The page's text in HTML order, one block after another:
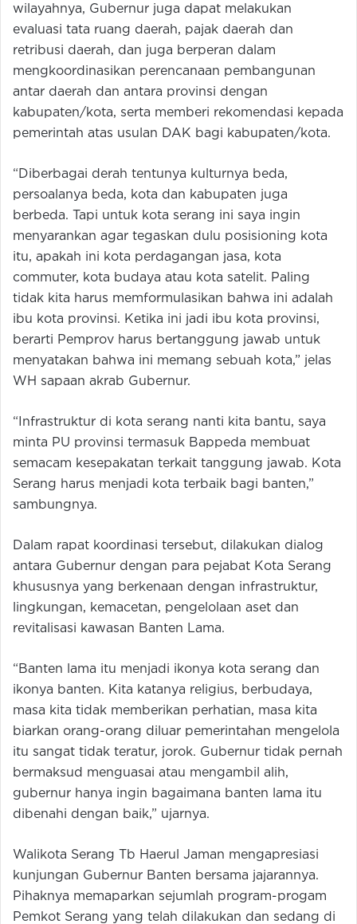
wilayahnya, Gubernur juga dapat melakukan
evaluasi tata ruang daerah, pajak daerah dan
retribusi daerah, dan juga berperan dalam
mengkoordinasikan perencanaan pembangunan
antar daerah dan antara provinsi dengan
kabupaten/kota, serta memberi rekomendasi kepada
pemerintah atas usulan DAK bagi kabupaten/kota.
“Diberbagai derah tentunya kulturnya beda,
persoalanya beda, kota dan kabupaten juga
berbeda. Tapi untuk kota serang ini saya ingin
menyarankan agar tegaskan dulu posisioning kota
itu, apakah ini kota perdagangan jasa, kota
commuter, kota budaya atau kota satelit. Paling
tidak kita harus memformulasikan bahwa ini adalah
ibu kota provinsi. Ketika ini jadi ibu kota provinsi,
berarti Pemprov harus bertanggung jawab untuk
menyatakan bahwa ini memang sebuah kota,” jelas
WH sapaan akrab Gubernur.
“Infrastruktur di kota serang nanti kita bantu, saya
minta PU provinsi termasuk Bappeda membuat
semacam kesepakatan terkait tanggung jawab. Kota
Serang harus menjadi kota terbaik bagi banten,”
sambungnya.
Dalam rapat koordinasi tersebut, dilakukan dialog
antara Gubernur dengan para pejabat Kota Serang
khususnya yang berkenaan dengan infrastruktur,
lingkungan, kemacetan, pengelolaan aset dan
revitalisasi kawasan Banten Lama.
“Banten lama itu menjadi ikonya kota serang dan
ikonya banten. Kita katanya religius, berbudaya,
masa kita tidak memberikan perhatian, masa kita
biarkan orang-orang diluar pemerintahan mengelola
itu sangat tidak teratur, jorok. Gubernur tidak pernah
bermaksud menguasai atau mengambil alih,
gubernur hanya ingin bagaimana banten lama itu
dibenahi dengan baik,” ujarnya.
Walikota Serang Tb Haerul Jaman mengapresiasi
kunjungan Gubernur Banten bersama jajarannya.
Pihaknya memaparkan sejumlah program-progam
Pemkot Serang yang telah dilakukan dan sedang di